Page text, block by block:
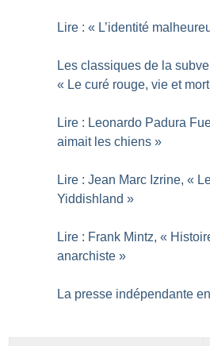
Lire : « L’identité
Les classiques de la
« Le curé rouge, vie et
Lire : Leonardo Padura
aimait les chiens »
Lire : Jean Marc Izrine, «
Yiddishland »
Lire : Frank Mintz, «
anarchiste »
La presse indépendante